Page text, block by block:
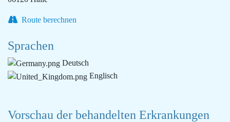
Route berechnen
Sprachen
Deutsch
Englisch
Vorschau der behandelten Erkrankungen